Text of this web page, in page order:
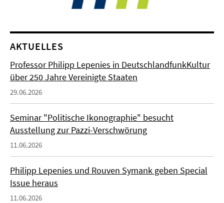
AKTUELLES
Professor Philipp Lepenies in DeutschlandfunkKultur
über 250 Jahre Vereinigte Staaten
29.06.2026
Seminar "Politische Ikonographie" besucht
Ausstellung zur Pazzi-Verschwörung
11.06.2026
Philipp Lepenies und Rouven Symank geben Special
Issue heraus
11.06.2026